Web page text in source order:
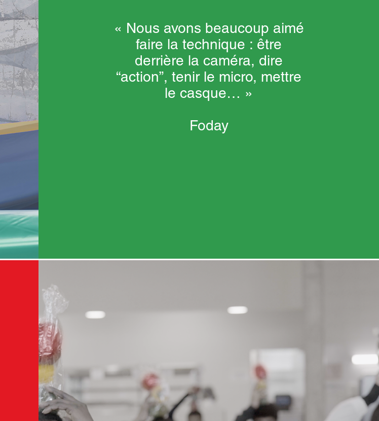
« Nous avons beaucoup aimé
faire la technique : être
derrière la caméra, dire
“action”, tenir le micro, mettre
le casque… »
Foday